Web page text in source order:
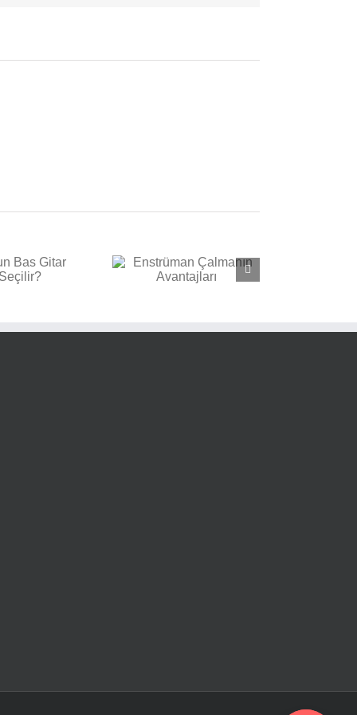
Çalmanın